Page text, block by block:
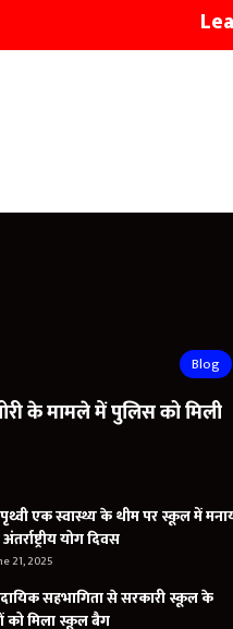
Blog
के मामले में पुलिस को मिली
एक स्वास्थ्य के थीम पर स्कूल में
योग दिवस
21, 2025
सहभागिता से सरकारी स्कूल के
को मिला स्कूल बैग